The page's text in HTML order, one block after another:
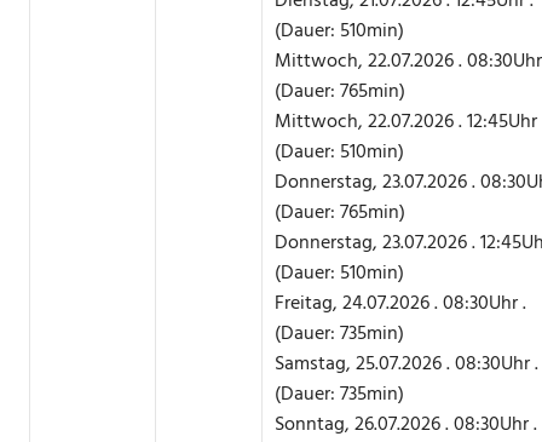
(Dauer: 510min)
Mittwoch, 22.07.2026 .
(Dauer: 765min)
Mittwoch, 22.07.2026 . 12:45Uhr
(Dauer: 510min)
Donnerstag, 23.07.2026 .
(Dauer: 765min)
Donnerstag, 23.07.2026 .
(Dauer: 510min)
Freitag, 24.07.2026 . 08:30Uhr .
(Dauer: 735min)
Samstag, 25.07.2026 . 08:30Uhr .
(Dauer: 735min)
Sonntag, 26.07.2026 . 08:30Uhr .